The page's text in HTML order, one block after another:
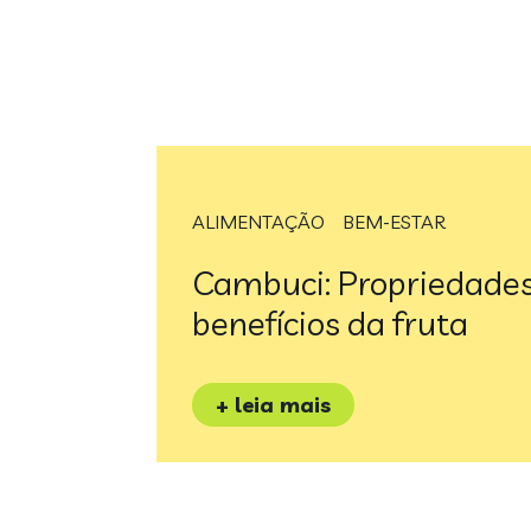
ALIMENTAÇÃO BEM-ESTAR
Cambuci:
benefícios da fruta
+ leia mais